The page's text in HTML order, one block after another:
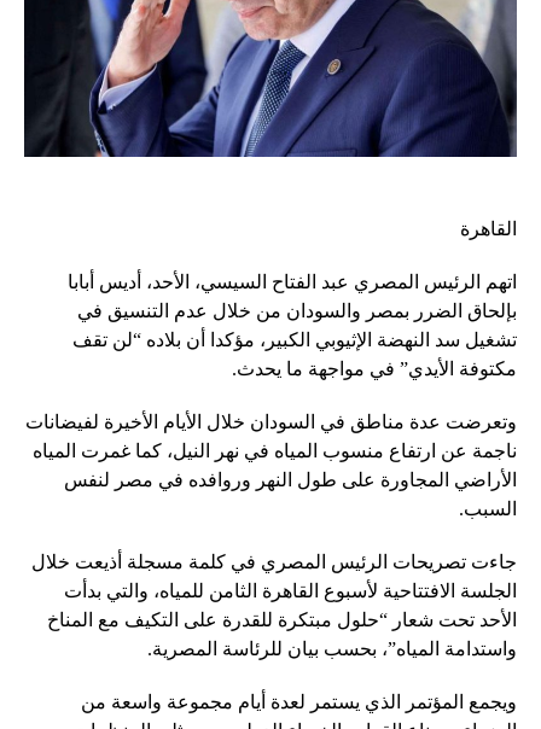
القاهرة
اتهم الرئيس المصري عبد الفتاح السيسي، الأحد، أديس أبابا
بإلحاق الضرر بمصر والسودان من خلال عدم التنسيق في
تشغيل سد النهضة الإثيوبي الكبير، مؤكدا أن بلاده “لن تقف
مكتوفة الأيدي” في مواجهة ما يحدث.
وتعرضت عدة مناطق في السودان خلال الأيام الأخيرة لفيضانات
ناجمة عن ارتفاع منسوب المياه في نهر النيل، كما غمرت المياه
الأراضي المجاورة على طول النهر وروافده في مصر لنفس
السبب.
جاءت تصريحات الرئيس المصري في كلمة مسجلة أذيعت خلال
الجلسة الافتتاحية لأسبوع القاهرة الثامن للمياه، والتي بدأت
الأحد تحت شعار “حلول مبتكرة للقدرة على التكيف مع المناخ
واستدامة المياه”، بحسب بيان للرئاسة المصرية.
ويجمع المؤتمر الذي يستمر لعدة أيام مجموعة واسعة من